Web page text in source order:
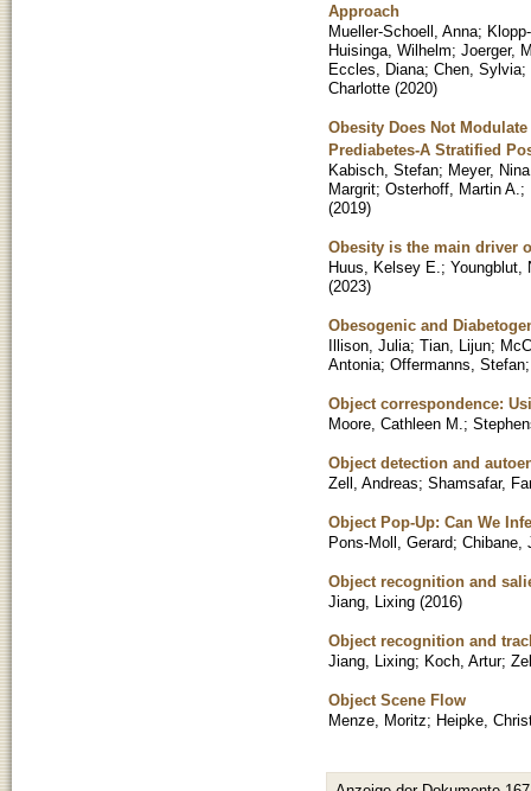
Approach
Mueller-Schoell, Anna;
Huisinga, Wilhelm; Joerger,
Eccles, Diana; Chen, Sylvia;
Charlotte (2020)
Obesity Does Not
Prediabetes-A Stratified
Kabisch, Stefan; Meyer,
Margrit; Osterhoff, Martin A. ;
(2019)
Obesity is the main driver
Huus, Kelsey E. ; Youngblut,
(2023)
Obesogenic and
Illison, Julia; Tian, Lijun;
Antonia; Offermanns, Stefan
Object correspondence:
Moore, Cathleen M. ;
Object detection and
Zell, Andreas; Shamsafar,
Object Pop-Up: Can We
Pons-Moll, Gerard; Chibane,
Object recognition and
Jiang, Lixing (2016)
Object recognition and
Jiang, Lixing; Koch, Artur;
Object Scene Flow
Menze, Moritz; Heipke,